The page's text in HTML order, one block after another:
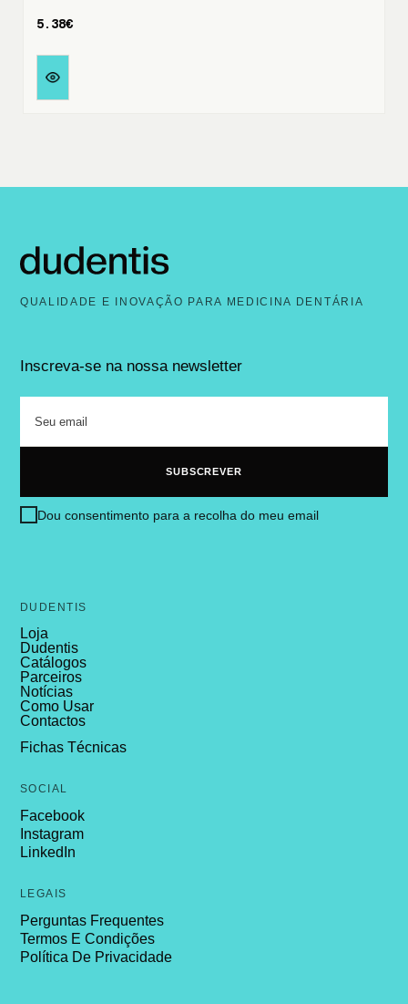
5.38€
QUALIDADE E INOVAÇÃO PARA MEDICINA DENTÁRIA
Inscreva-se na nossa newsletter
Dou consentimento para a recolha do meu email
DUDENTIS
Loja
Dudentis
Catálogos
Parceiros
Notícias
Como Usar
Contactos
Fichas Técnicas
SOCIAL
Facebook
Instagram
LinkedIn
LEGAIS
Perguntas Frequentes
Termos E Condições
Política De Privacidade